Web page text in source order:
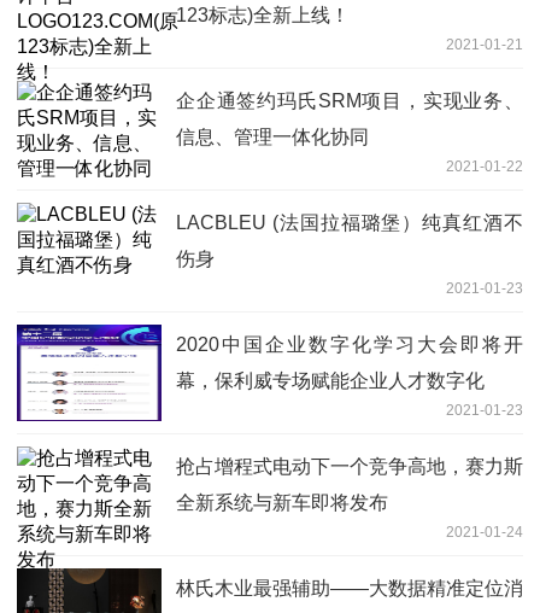
123标志)全新上线！
2021-01-21
企企通签约玛氏SRM项目，实现业务、
信息、管理一体化协同
2021-01-22
LACBLEU (法国拉福璐堡）纯真红酒不
伤身
2021-01-23
2020中国企业数字化学习大会即将开
幕，保利威专场赋能企业人才数字化
2021-01-23
抢占增程式电动下一个竞争高地，赛力斯
全新系统与新车即将发布
2021-01-24
林氏木业最强辅助——大数据精准定位消